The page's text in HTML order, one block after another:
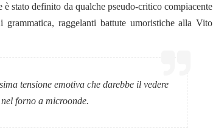
stato definito da qualche pseudo-critico compiacente
raggelanti battute umoristiche alla Vito
tensione emotiva che darebbe il vedere
forno a microonde.